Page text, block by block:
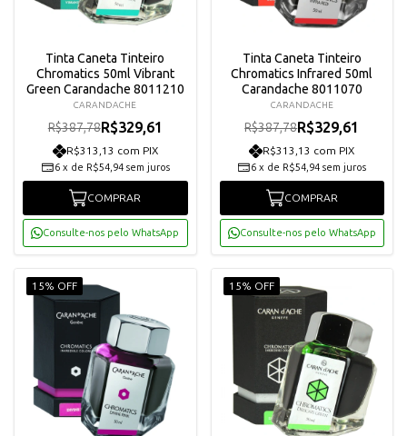
Tinta Caneta Tinteiro
Chromatics 50ml Vibrant
Green Carandache 8011210
CARANDACHE
R$387,78R$329,61
R$313,13 com PIX
6 x de R$54,94 sem juros
COMPRAR
Consulte-nos pelo WhatsApp
Tinta Caneta Tinteiro
Chromatics Infrared 50ml
Carandache 8011070
CARANDACHE
R$387,78R$329,61
R$313,13 com PIX
6 x de R$54,94 sem juros
COMPRAR
Consulte-nos pelo WhatsApp
15% OFF 15% OFF